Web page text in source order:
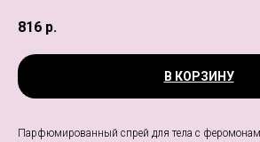
816 р.
В КОРЗИНУ
Парфюмированный спрей для тела с